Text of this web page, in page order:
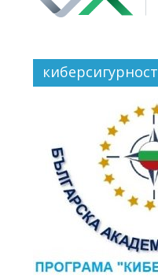
киберсигурност